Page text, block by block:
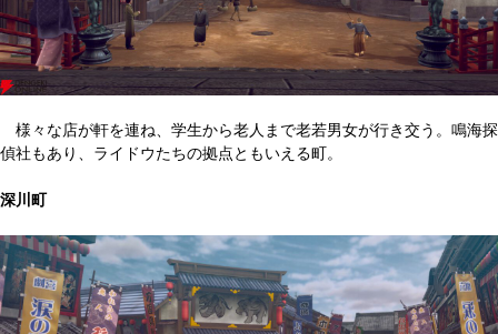
様々な店が軒を連ね、学生から老人まで老若男女が行き交う。鳴海探
偵社もあり、ライドウたちの拠点ともいえる町。
深川町